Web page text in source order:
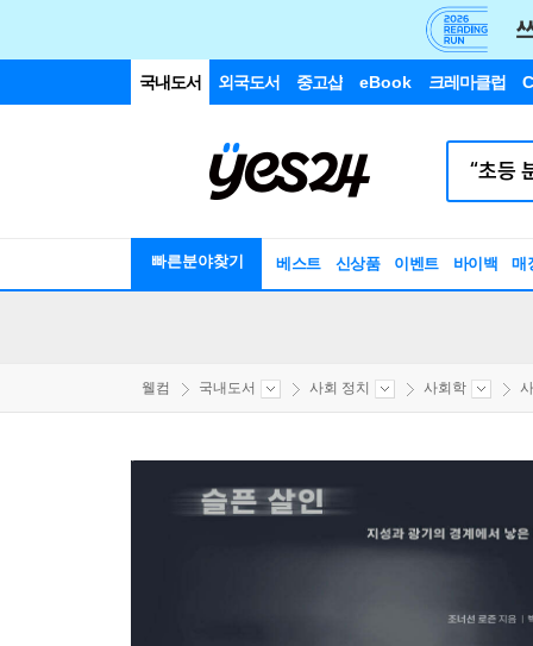
국내도서 외국도서 중고샵 eBook 크레마클럽
빠른분야찾기 베스트 신상품 이벤트 바이백 매
웰컴 국내도서 사회 정치 사회학